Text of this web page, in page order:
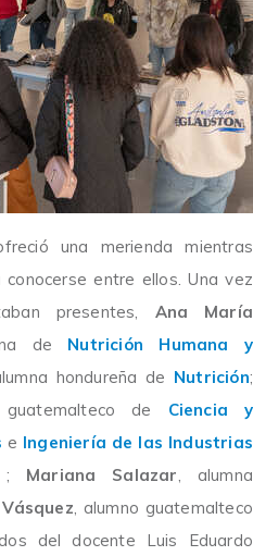
una merienda mientras
conocerse entre ellos.Una vez
presentes, Ana María
de Nutrición Humana y
hondureña de Nutrición;
de Ciencia y
e Ingeniería de las Industrias
; Mariana Salazar, alumna
, alumno guatemalteco
del docente Luis Eduardo